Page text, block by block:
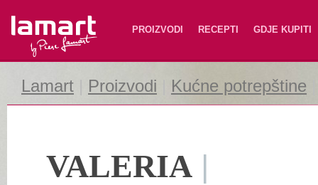
Lamart PROIZVODI RECEPTI GDJE KUPITI
Lamart Proizvodi Kućne potrepštine
VALERIA |